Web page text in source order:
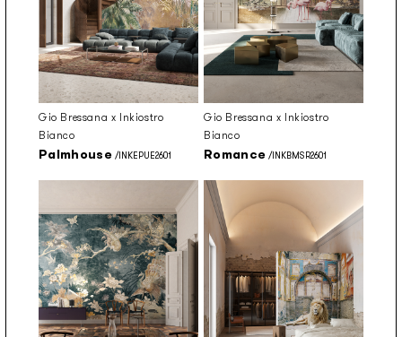
Gio Bressana x Inkiostro
Bianco
Palmhouse /INKEPUE2601
Gio Bressana x Inkiostro
Bianco
Romance /INKBMSR2601